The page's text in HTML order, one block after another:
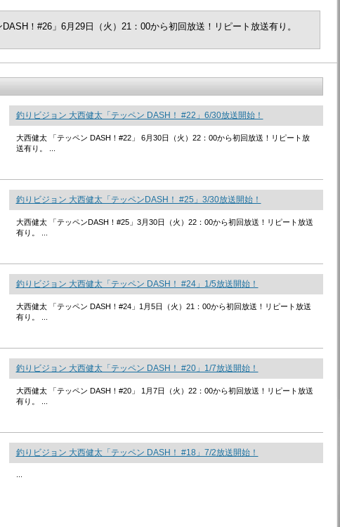
！#26」6月29日（火）21：00から初回放送！リピート放送有り。
釣りビジョン 大西健太「テッペン DASH！ #22」6/30放送開始！
大西健太 「テッペン DASH！#22」 6月30日（火）22：00から初回放送！リピート放
送有り。 ...
釣りビジョン 大西健太「テッペンDASH！ #25」3/30放送開始！
大西健太 「テッペンDASH！#25」3月30日（火）22：00から初回放送！リピート放送
有り。 ...
釣りビジョン 大西健太「テッペン DASH！ #24」1/5放送開始！
大西健太 「テッペン DASH！#24」1月5日（火）21：00から初回放送！リピート放送
有り。 ...
釣りビジョン 大西健太「テッペン DASH！ #20」1/7放送開始！
大西健太 「テッペン DASH！#20」 1月7日（火）22：00から初回放送！リピート放送
有り。 ...
釣りビジョン 大西健太「テッペン DASH！ #18」7/2放送開始！